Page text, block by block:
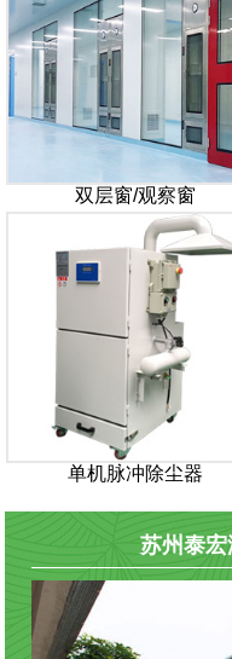
双层窗/观察窗
单机脉冲除尘器
苏州泰宏